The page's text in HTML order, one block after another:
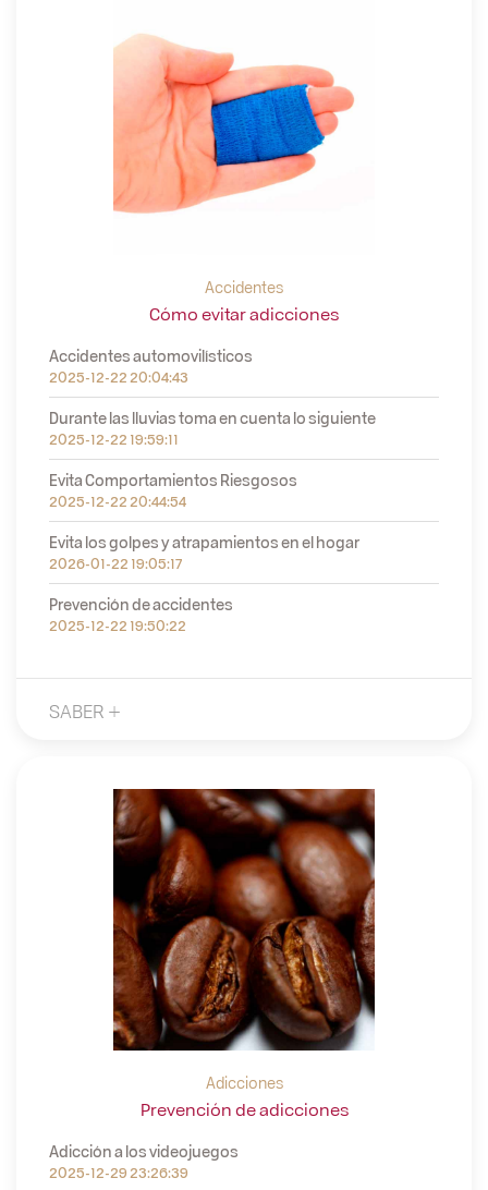
Accidentes
Cómo evitar adicciones
Accidentes automovilísticos
2025-12-22 20:04:43
Durante las lluvias toma en cuenta lo siguiente
2025-12-22 19:59:11
Evita Comportamientos Riesgosos
2025-12-22 20:44:54
Evita los golpes y atrapamientos en el hogar
2026-01-22 19:05:17
Prevención de accidentes
2025-12-22 19:50:22
SABER +
Adicciones
Prevención de adicciones
Adicción a los videojuegos
2025-12-29 23:26:39